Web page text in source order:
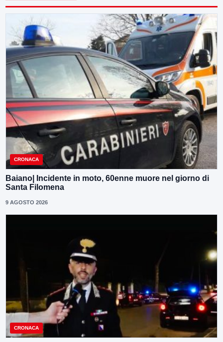
CRONACA
Baiano| Incidente in moto, 60enne muore nel giorno di
Santa Filomena
9 AGOSTO 2026
CRONACA